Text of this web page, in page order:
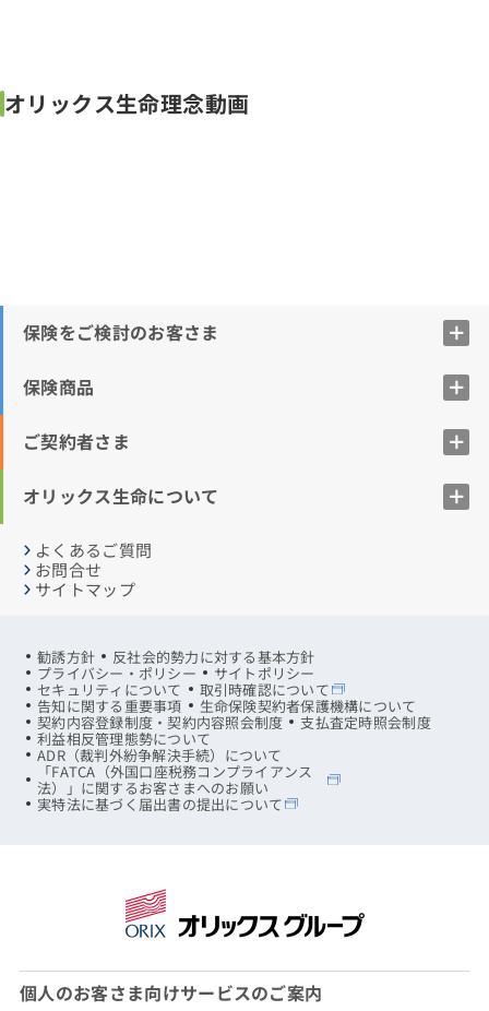
オリックス生命理念動画
保険をご検討のお客さま
保険商品
ご契約者さま
オリックス生命について
よくあるご質問
お問合せ
サイトマップ
勧誘方針 反社会的勢力に対する基本方針
プライバシー・ポリシー サイトポリシー
セキュリティについて 取引時確認について
告知に関する重要事項 生命保険契約者保護機構について
契約内容登録制度・契約内容照会制度 支払査定時照会制度
利益相反管理態勢について
ADR（裁判外紛争解決手続）について
「FATCA（外国口座税務コンプライアンス
法）」に関するお客さまへのお願い
実特法に基づく届出書の提出について
個人のお客さま向けサービスのご案内